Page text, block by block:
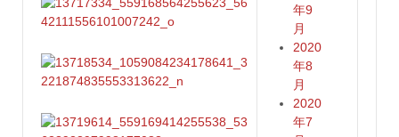
年9
月
2020
年8
月
2020
年7